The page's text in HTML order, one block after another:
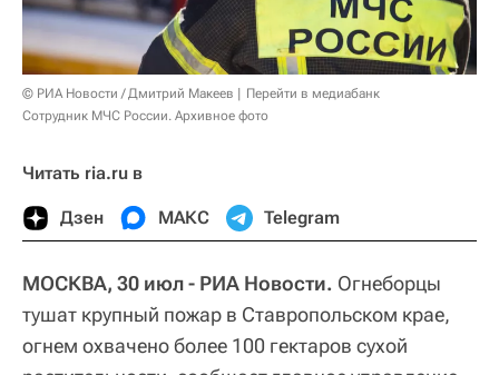
© РИА Новости / Дмитрий Макеев
Перейти в медиабанк
Сотрудник МЧС России. Архивное фото
Читать ria.ru в
Дзен МАКС Telegram
МОСКВА, 30 июл - РИА Новости. Огнеборцы
тушат крупный пожар в Ставропольском крае,
огнем охвачено более 100 гектаров сухой